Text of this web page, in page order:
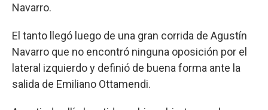
Navarro.
El tanto llegó luego de una gran corrida de Agustín
Navarro que no encontró ninguna oposición por el
lateral izquierdo y definió de buena forma ante la
salida de Emiliano Ottamendi.